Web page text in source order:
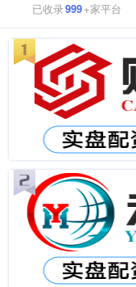
已收录999+家平台